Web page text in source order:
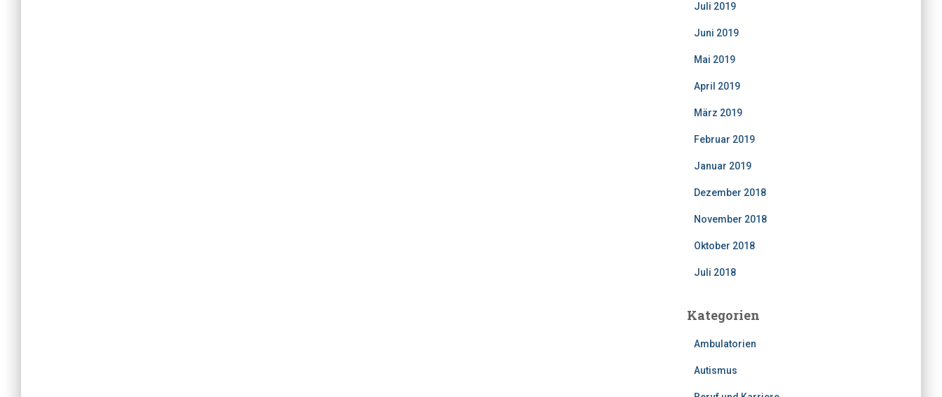
Juli 2019
Juni 2019
Mai 2019
April 2019
März 2019
Februar 2019
Januar 2019
Dezember 2018
November 2018
Oktober 2018
Juli 2018
Kategorien
Ambulatorien
Autismus